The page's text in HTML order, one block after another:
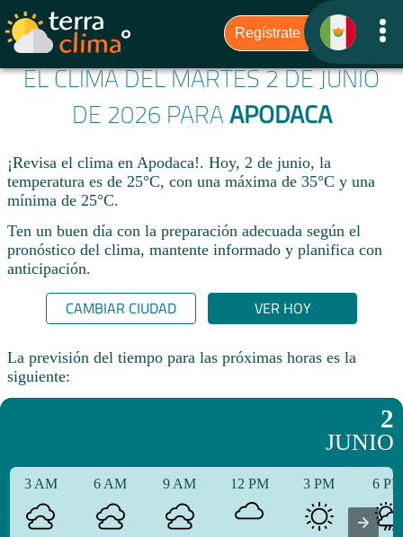
EL CLIMA DEL MARTES 2 DE JUNIO
DE 2026 PARAAPODACA
¡Revisa el clima en Apodaca!. Hoy, 2 de junio, la
temperatura es de 25°C, con una máxima de 35°C y una
mínima de 25°C.​
Ten un buen día con la preparación adecuada según el
pronóstico del clima, mantente informado y planifica con
anticipación.​
CAMBIAR CIUDAD VER HOY
La previsión del tiempo para las próximas horas es la
siguiente:
2
JUNIO
3 AM 6 AM 9 AM 12 PM 3 PM 6